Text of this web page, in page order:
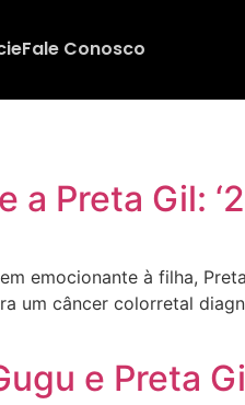
Fale Conosco
Preta Gil:
emocionante à filha,
um câncer colorretal
e Preta